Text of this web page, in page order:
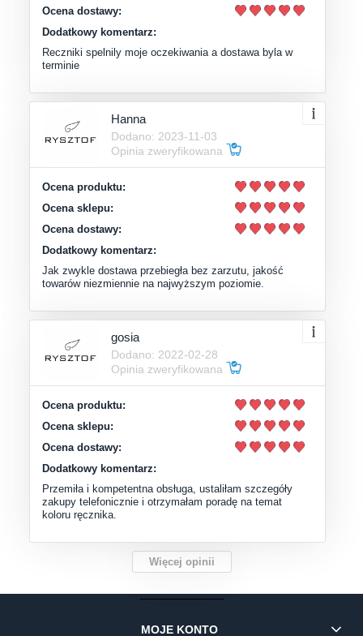
Ocena dostawy:
Dodatkowy komentarz:
Reczniki spelnily moje oczekiwania a dostawa byla w
terminie
Hanna
Dodano: 2023-11-03
Opinia zweryfikowana
Ocena produktu:
Ocena sklepu:
Ocena dostawy:
Dodatkowy komentarz:
Jak zwykle dostawa przebiegła bez zarzutu, jakość
towarów niezmiennie na najwyższym poziomie.
gosia
Dodano: 2022-02-28
Opinia zweryfikowana
Ocena produktu:
Ocena sklepu:
Ocena dostawy:
Dodatkowy komentarz:
Przemiła i kompetentna obsługa, ustaliłam szczegóły
zakupy telefonicznie i otrzymałam poradę na temat
koloru ręcznika.
Więcej opinii
MOJE KONTO